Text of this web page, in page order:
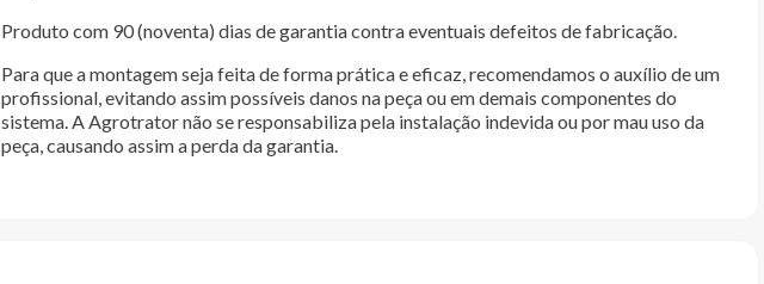
Produto com 90 (noventa) dias de garantia contra eventuais defeitos de fabricação.
Para que a montagem seja feita de forma prática e eficaz, recomendamos o auxílio de um
profissional, evitando assim possíveis danos na peça ou em demais componentes do
sistema. A Agrotrator não se responsabiliza pela instalação indevida ou por mau uso da
peça, causando assim a perda da garantia.